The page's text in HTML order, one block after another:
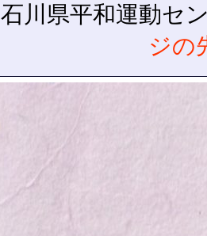
石川県平和運動セ
ジの